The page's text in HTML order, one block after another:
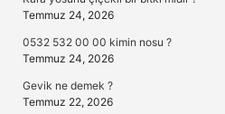
Temmuz 24, 2026
0532 532 00 00 kimin nosu ?
Temmuz 24, 2026
Gevik ne demek ?
Temmuz 22, 2026